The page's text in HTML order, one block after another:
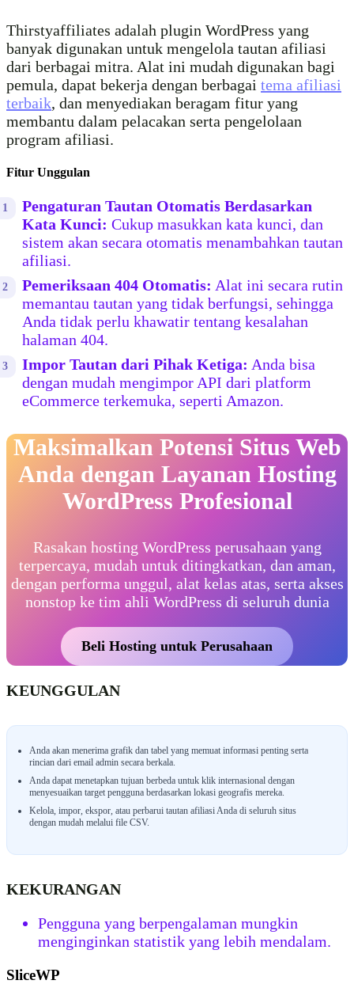
Thirstyaffiliates adalah plugin WordPress yang
banyak digunakan untuk mengelola tautan afiliasi
dari berbagai mitra. Alat ini mudah digunakan bagi
pemula, dapat bekerja dengan berbagai tema afiliasi
terbaik, dan menyediakan beragam fitur yang
membantu dalam pelacakan serta pengelolaan
program afiliasi.
Fitur Unggulan
Pengaturan Tautan Otomatis Berdasarkan
Kata Kunci: Cukup masukkan kata kunci, dan
sistem akan secara otomatis menambahkan tautan
afiliasi.
Pemeriksaan 404 Otomatis: Alat ini secara rutin
memantau tautan yang tidak berfungsi, sehingga
Anda tidak perlu khawatir tentang kesalahan
halaman 404.
Impor Tautan dari Pihak Ketiga: Anda bisa
dengan mudah mengimpor API dari platform
eCommerce terkemuka, seperti Amazon.
Maksimalkan Potensi Situs Web
Anda dengan Layanan Hosting
WordPress Profesional
Rasakan hosting WordPress perusahaan yang
terpercaya, mudah untuk ditingkatkan, dan aman,
dengan performa unggul, alat kelas atas, serta akses
nonstop ke tim ahli WordPress di seluruh dunia
Beli Hosting untuk Perusahaan
KEUNGGULAN
Anda akan menerima grafik dan tabel yang memuat informasi penting serta
rincian dari email admin secara berkala.
Anda dapat menetapkan tujuan berbeda untuk klik internasional dengan
menyesuaikan target pengguna berdasarkan lokasi geografis mereka.
Kelola, impor, ekspor, atau perbarui tautan afiliasi Anda di seluruh situs
dengan mudah melalui file CSV.
KEKURANGAN
Pengguna yang berpengalaman mungkin
menginginkan statistik yang lebih mendalam.
SliceWP